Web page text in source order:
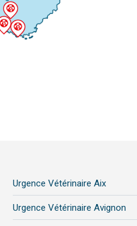
Urgence Vétérinaire Aix
Urgence Vétérinaire Avignon